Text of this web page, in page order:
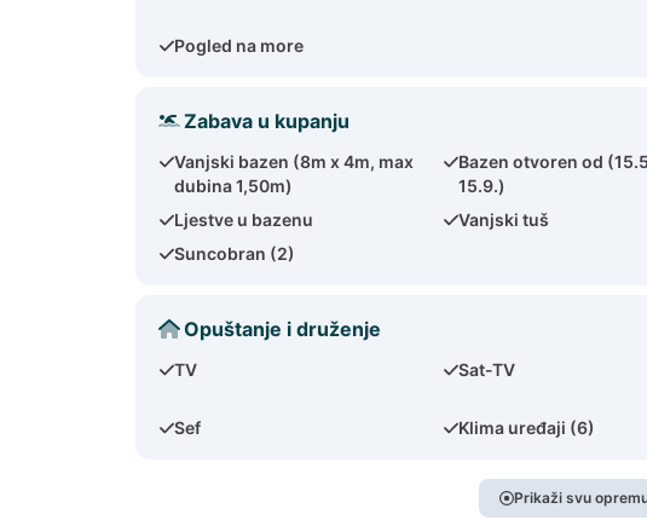
Pogled na more
Zabava u kupanju
Vanjski bazen (8m x 4m, max
dubina 1,50m)
Bazen otvoren od
15.9.)
Ljestve u bazenu Vanjski tuš
Suncobran (2)
Opuštanje i druženje
TV Sat-TV
Sef
Klima uređaji (6)
Prikaži svu